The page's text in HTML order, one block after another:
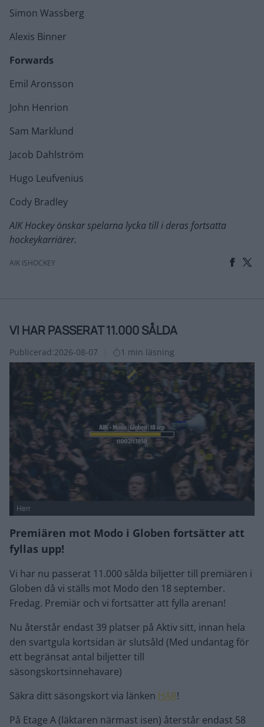
Simon Wassberg
Alexis Binner
Forwards
Emil Aronsson
John Henrion
Sam Marklund
Jacob Dahlström
Hugo Leufvenius
Cody Bradley
AIK Hockey önskar spelarna lycka till i deras fortsatta
hockeykarriärer.
AIK ISHOCKEY
VI HAR PASSERAT 11.000 SÅLDA
Publicerad:2026-08-07 1 min läsning
Herr
Premiären mot Modo i Globen fortsätter att
fyllas upp!
Vi har nu passerat 11.000 sålda biljetter till premiären i
Globen då vi ställs mot Modo den 18 september.
Fredag. Premiär och vi fortsätter att fylla arenan!
Nu återstår endast 39 platser på Aktiv sitt, innan hela
den svartgula kortsidan är slutsåld (Med undantag för
ett begränsat antal biljetter till
säsongskortsinnehavare)
Säkra ditt säsongskort via länken HÄR!
På Etage A (läktaren närmast isen) återstår endast 58